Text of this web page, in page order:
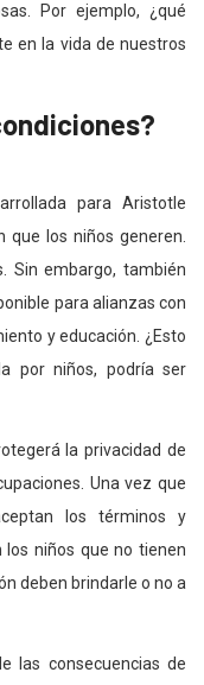
Por ejemplo, ¿qué
en la vida de nuestros
para Aristotle
que los niños generen.
Sin embargo, también
para alianzas con
y educación. ¿Esto
por niños, podría ser
la privacidad de
Una vez que
los términos y
los niños que no tienen
deben brindarle o no a
las consecuencias de